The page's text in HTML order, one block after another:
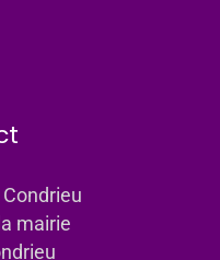
mairie